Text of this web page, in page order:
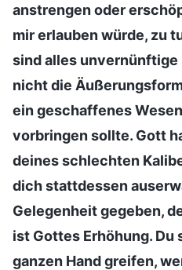
anstrengen oder
mir erlauben würde, zu
sind alles unvernünftige
nicht die
ein geschaffenes
vorbringen sollte. Gott
deines schlechten
dich stattdessen
Gelegenheit gegeben,
ist Gottes Erhöhung.
ganzen Hand greifen,